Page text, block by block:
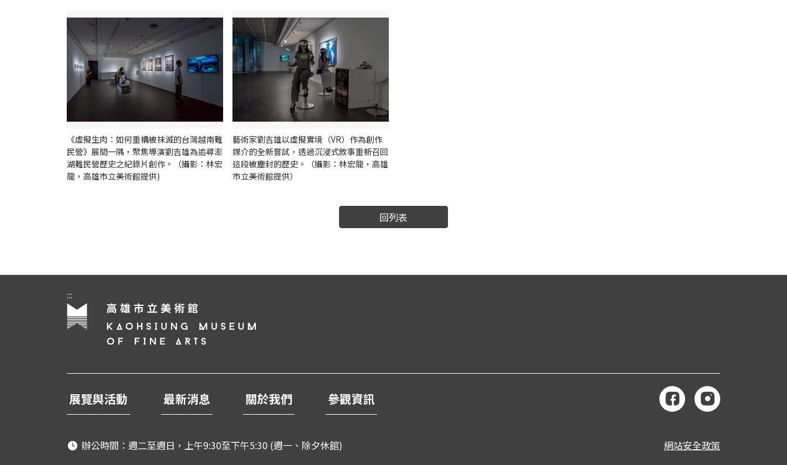
《虛擬生肉：如何重構被抹滅的台灣越南難
民營》展間一隅，聚焦導演劉吉雄為追尋澎
湖難民營歷史之紀錄片創作。（攝影：林宏
龍，高雄市立美術館提供)
藝術家劉吉雄以虛擬實境（VR）作為創作
媒介的全新嘗試，透過沉浸式敘事重新召回
這段被塵封的歷史。（攝影：林宏龍，高雄
市立美術館提供）
回列表
:::
展覽與活動 最新消息 關於我們 參觀資訊
辦公時間：週二至週日，上午9:30至下午5:30 (週一、除夕休館) 網站安全政策